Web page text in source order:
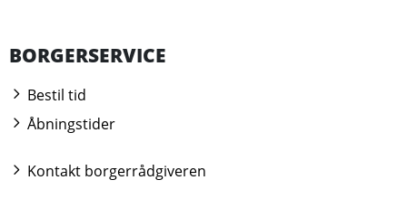
BORGERSERVICE
Bestil tid
Åbningstider
Kontakt borgerrådgiveren